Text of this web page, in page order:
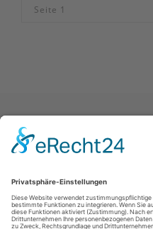
Impressum|Datenschutz
Stadtmarketing Warstein e.V.